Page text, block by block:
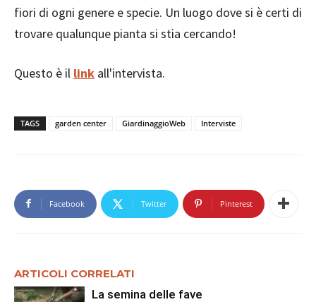
fiori di ogni genere e specie. Un luogo dove si è certi di
trovare qualunque pianta si stia cercando!
Questo è il link all'intervista.
TAGS garden center GiardinaggioWeb Interviste
Facebook Twitter Pinterest
ARTICOLI CORRELATI
La semina delle fave